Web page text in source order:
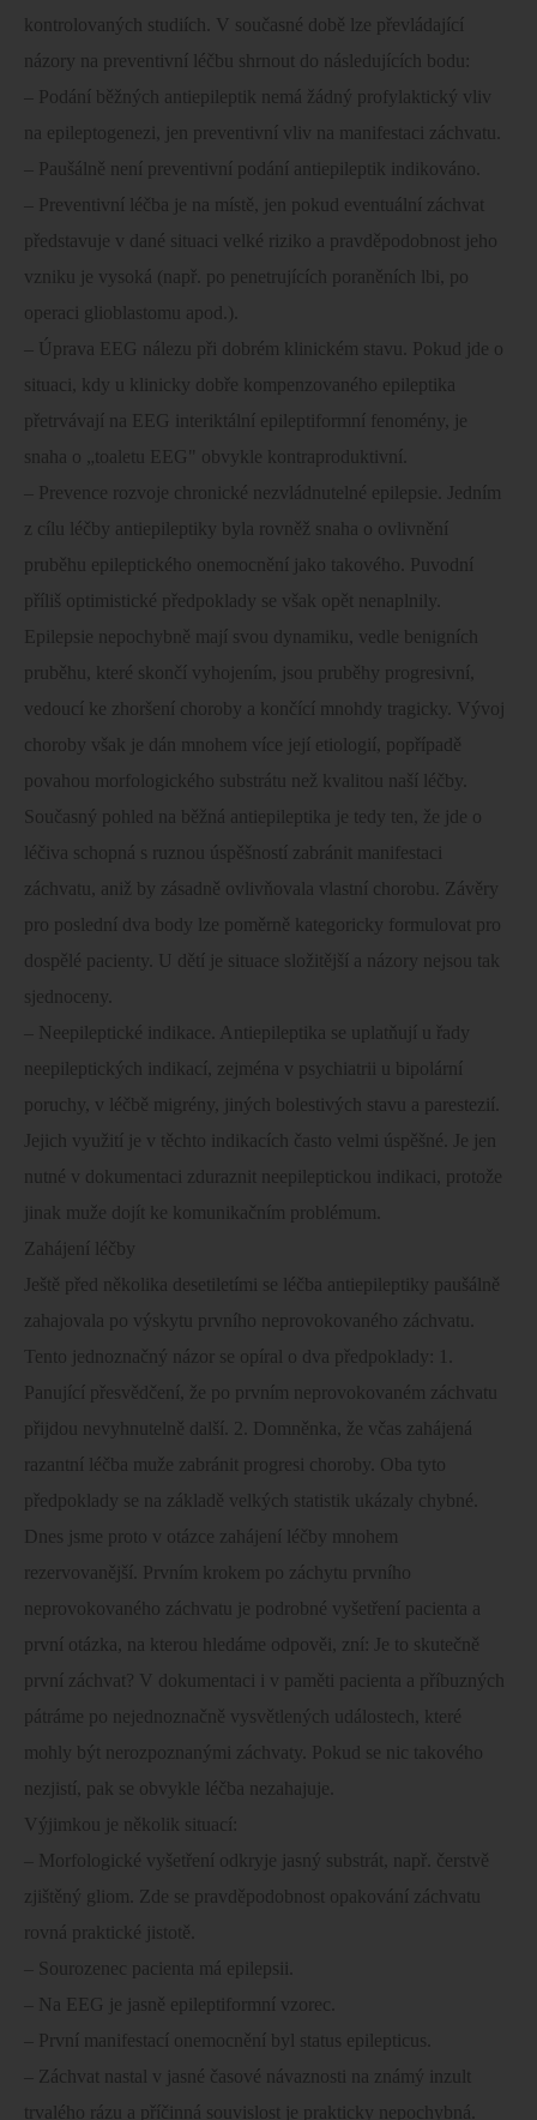
kontrolovaných studiích. V současné době lze převládající
názory na preventivní léčbu shrnout do následujících bodu:
– Podání běžných antiepileptik nemá žádný profylaktický vliv
na epileptogenezi, jen preventivní vliv na manifestaci záchvatu.
– Paušálně není preventivní podání antiepileptik indikováno.
– Preventivní léčba je na místě, jen pokud eventuální záchvat
představuje v dané situaci velké riziko a pravděpodobnost jeho
vzniku je vysoká (např. po penetrujících poraněních lbi, po
operaci glioblastomu apod.).
– Úprava EEG nálezu při dobrém klinickém stavu. Pokud jde o
situaci, kdy u klinicky dobře kompenzovaného epileptika
přetrvávají na EEG interiktální epileptiformní fenomény, je
snaha o „toaletu EEG" obvykle kontraproduktivní.
– Prevence rozvoje chronické nezvládnutelné epilepsie. Jedním
z cílu léčby antiepileptiky byla rovněž snaha o ovlivnění
pruběhu epileptického onemocnění jako takového. Puvodní
příliš optimistické předpoklady se však opět nenaplnily.
Epilepsie nepochybně mají svou dynamiku, vedle benigních
pruběhu, které skončí vyhojením, jsou pruběhy progresivní,
vedoucí ke zhoršení choroby a končící mnohdy tragicky. Vývoj
choroby však je dán mnohem více její etiologií, popřípadě
povahou morfologického substrátu než kvalitou naší léčby.
Současný pohled na běžná antiepileptika je tedy ten, že jde o
léčiva schopná s ruznou úspěšností zabránit manifestaci
záchvatu, aniž by zásadně ovlivňovala vlastní chorobu. Závěry
pro poslední dva body lze poměrně kategoricky formulovat pro
dospělé pacienty. U dětí je situace složitější a názory nejsou tak
sjednoceny.
– Neepileptické indikace. Antiepileptika se uplatňují u řady
neepileptických indikací, zejména v psychiatrii u bipolární
poruchy, v léčbě migrény, jiných bolestivých stavu a parestezií.
Jejich využití je v těchto indikacích často velmi úspěšné. Je jen
nutné v dokumentaci zduraznit neepileptickou indikaci, protože
jinak muže dojít ke komunikačním problémum.
Zahájení léčby
Ještě před několika desetiletími se léčba antiepileptiky paušálně
zahajovala po výskytu prvního neprovokovaného záchvatu.
Tento jednoznačný názor se opíral o dva předpoklady: 1.
Panující přesvědčení, že po prvním neprovokovaném záchvatu
přijdou nevyhnutelně další. 2. Domněnka, že včas zahájená
razantní léčba muže zabránit progresi choroby. Oba tyto
předpoklady se na základě velkých statistik ukázaly chybné.
Dnes jsme proto v otázce zahájení léčby mnohem
rezervovanější. Prvním krokem po záchytu prvního
neprovokovaného záchvatu je podrobné vyšetření pacienta a
první otázka, na kterou hledáme odpověi, zní: Je to skutečně
první záchvat? V dokumentaci i v paměti pacienta a příbuzných
pátráme po nejednoznačně vysvětlených událostech, které
mohly být nerozpoznanými záchvaty. Pokud se nic takového
nezjistí, pak se obvykle léčba nezahajuje.
Výjimkou je několik situací:
– Morfologické vyšetření odkryje jasný substrát, např. čerstvě
zjištěný gliom. Zde se pravděpodobnost opakování záchvatu
rovná praktické jistotě.
– Sourozenec pacienta má epilepsii.
– Na EEG je jasně epileptiformní vzorec.
– První manifestací onemocnění byl status epilepticus.
– Záchvat nastal v jasné časové návaznosti na známý inzult
trvalého rázu a příčinná souvislost je prakticky nepochybná.